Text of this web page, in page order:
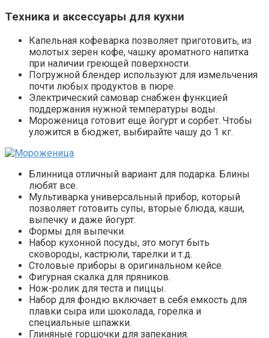
Техника и аксессуары для кухни
Капельная кофеварка позволяет приготовить, из
молотых зерен кофе, чашку ароматного напитка
при наличии греющей поверхности.
Погружной блендер используют для измельчения
почти любых продуктов в пюре.
Электрический самовар снабжен функцией
поддержания нужной температуры воды.
Мороженица готовит еще йогурт и сорбет. Чтобы
уложится в бюджет, выбирайте чашу до 1 кг.
Блинница отличный вариант для подарка. Блины
любят все.
Мультиварка универсальный прибор, который
позволяет готовить супы, вторые блюда, каши,
выпечку и даже йогурт.
Формы для выпечки.
Набор кухонной посуды, это могут быть
сковороды, кастрюли, тарелки и т.д.
Столовые приборы в оригинальном кейсе.
Фигурная скалка для пряников.
Нож-ролик для теста и пиццы.
Набор для фондю включает в себя емкость для
плавки сыра или шоколада, горелка и
специальные шпажки.
Глиняные горшочки для запекания.